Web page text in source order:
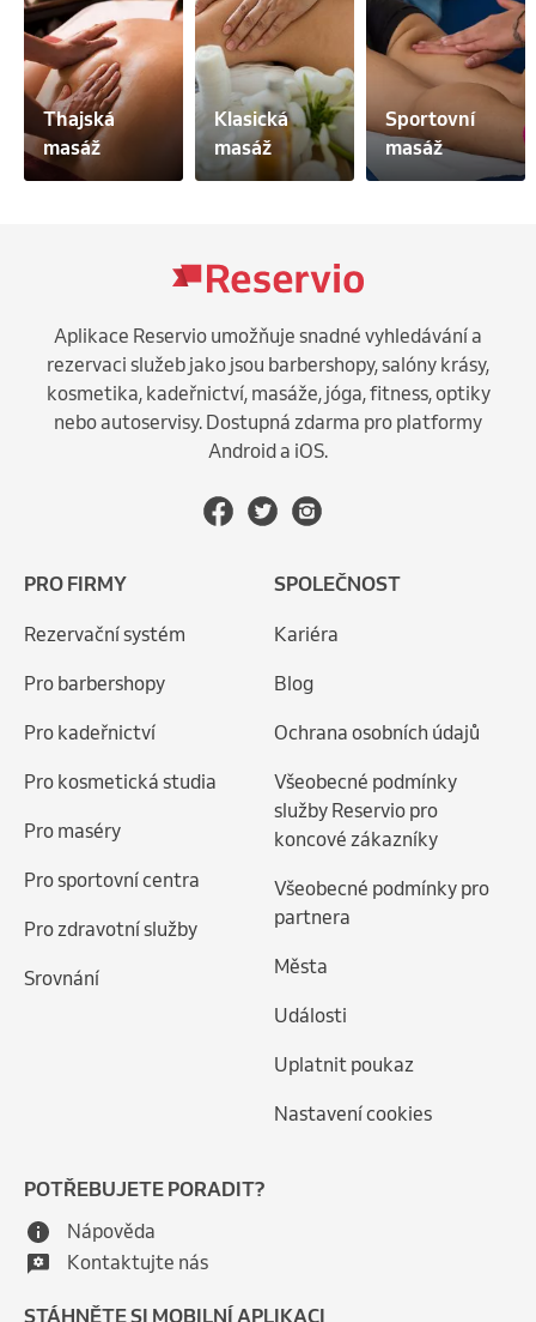
Thajská
masáž
Klasická
masáž
Sportovní
masáž
Aplikace Reservio umožňuje snadné vyhledávání a
rezervaci služeb jako jsou barbershopy, salóny krásy,
kosmetika, kadeřnictví, masáže, jóga, fitness, optiky
nebo autoservisy. Dostupná zdarma pro platformy
Android a iOS.
PRO FIRMY
Rezervační systém
Pro barbershopy
Pro kadeřnictví
Pro kosmetická studia
Pro maséry
Pro sportovní centra
Pro zdravotní služby
Srovnání
SPOLEČNOST
Kariéra
Blog
Ochrana osobních údajů
Všeobecné podmínky
služby Reservio pro
koncové zákazníky
Všeobecné podmínky pro
partnera
Města
Události
Uplatnit poukaz
Nastavení cookies
POTŘEBUJETE PORADIT?
Nápověda
Kontaktujte nás
STÁHNĚTE SI MOBILNÍ APLIKACI